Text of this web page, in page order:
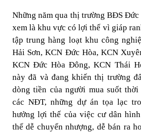
Những năm qua thị trường BĐS Đức
xem là khu vực có lợi thế vì giáp
tập trung hàng loạt khu công
Hải Sơn, KCN Đức Hòa, KCN
KCN Đức Hòa Đông, KCN Thái
này đã và đang khiến thị trường
dòng tiền của người mua suốt
các NĐT, những dự án tọa lạc
hưởng lợi thế của việc cư dân
thế dễ chuyển nhượng, dễ bán ra